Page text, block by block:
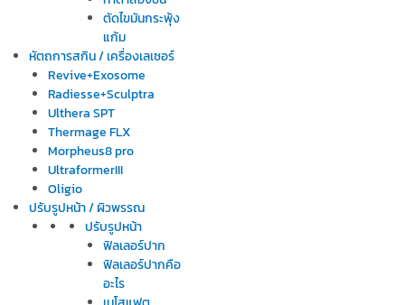
ตัดไขมันกระพุ้ง
แก้ม
หัตถการสกิน / เครื่องเลเซอร์
Revive+Exosome
Radiesse+Sculptra
Ulthera SPT
Thermage FLX
Morpheus8 pro
UltraformerIII
Oligio
ปรับรูปหน้า / ผิวพรรณ
ปรับรูปหน้า
ฟิลเลอร์ปาก
ฟิลเลอร์ปากคือ
อะไร